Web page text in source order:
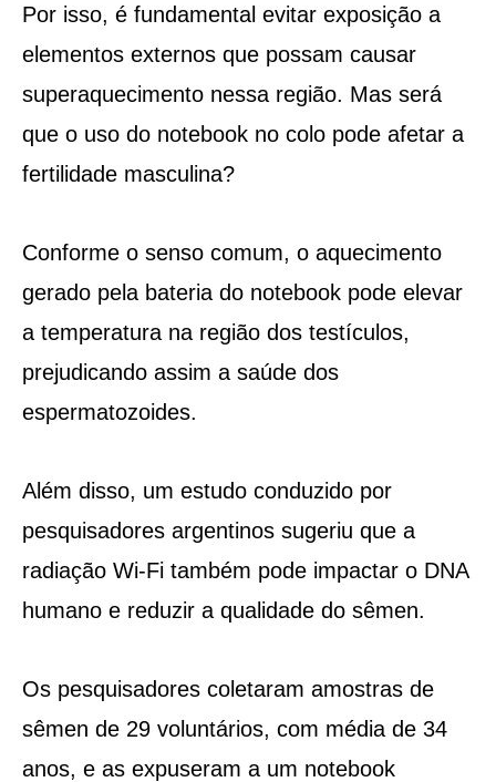
Por isso, é fundamental evitar exposição a
elementos externos que possam causar
superaquecimento nessa região. Mas será
que o uso do notebook no colo pode afetar a
fertilidade masculina?
Conforme o senso comum, o aquecimento
gerado pela bateria do notebook pode elevar
a temperatura na região dos testículos,
prejudicando assim a saúde dos
espermatozoides.
Além disso, um estudo conduzido por
pesquisadores argentinos sugeriu que a
radiação Wi-Fi também pode impactar o DNA
humano e reduzir a qualidade do sêmen.
Os pesquisadores coletaram amostras de
sêmen de 29 voluntários, com média de 34
anos, e as expuseram a um notebook